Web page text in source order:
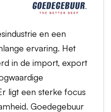
en een
ervaring. Het
in de import, export
ligt een sterke focus
Goedegebuur